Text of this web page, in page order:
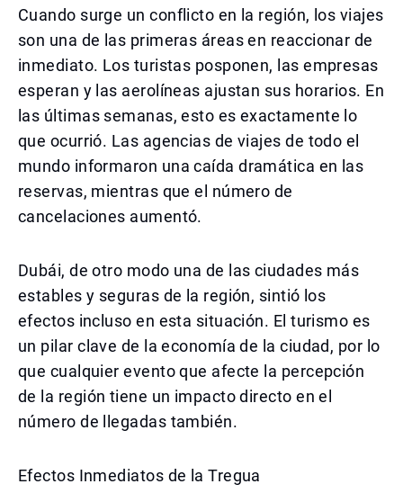
Cuando surge un conflicto en la región, los viajes
son una de las primeras áreas en reaccionar de
inmediato. Los turistas posponen, las empresas
esperan y las aerolíneas ajustan sus horarios. En
las últimas semanas, esto es exactamente lo
que ocurrió. Las agencias de viajes de todo el
mundo informaron una caída dramática en las
reservas, mientras que el número de
cancelaciones aumentó.
Dubái, de otro modo una de las ciudades más
estables y seguras de la región, sintió los
efectos incluso en esta situación. El turismo es
un pilar clave de la economía de la ciudad, por lo
que cualquier evento que afecte la percepción
de la región tiene un impacto directo en el
número de llegadas también.
Efectos Inmediatos de la Tregua